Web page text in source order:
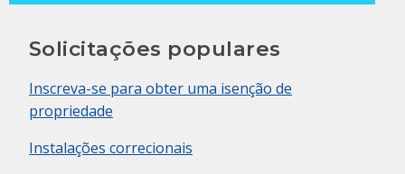
Solicitações populares
Inscreva-se para obter uma isenção de
propriedade
Instalações correcionais